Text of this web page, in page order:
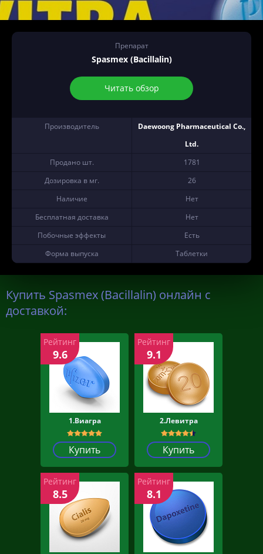
Препарат
Spasmex (Bacillalin)
Читать обзор
Производитель
Daewoong Pharmaceutical Co.,
Ltd.
Продано шт.
1781
Дозировка в мг.
26
Наличие
Нет
Бесплатная доставка
Нет
Побочные эффекты
Есть
Форма выпуска
Таблетки
Купить Spasmex (Bacillalin) онлайн с
доставкой:
1.Виагра
Купить
Рейтинг
9.6
2.Левитра
Купить
Рейтинг
9.1
Рейтинг
8.5
Рейтинг
8.1